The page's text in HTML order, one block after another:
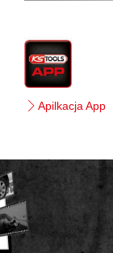
Apilkacja App